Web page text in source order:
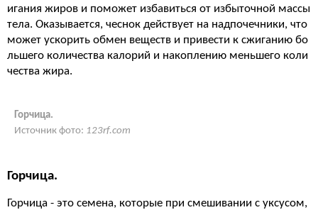
игания жиров и поможет избавиться от избыточной массы
тела. Оказывается, чеснок действует на надпочечники, что
может ускорить обмен веществ и привести к сжиганию бо
льшего количества калорий и накоплению меньшего коли
чества жира.
Горчица.
Источник фото: 123rf.com
Горчица.
Горчица - это семена, которые при смешивании с уксусом,